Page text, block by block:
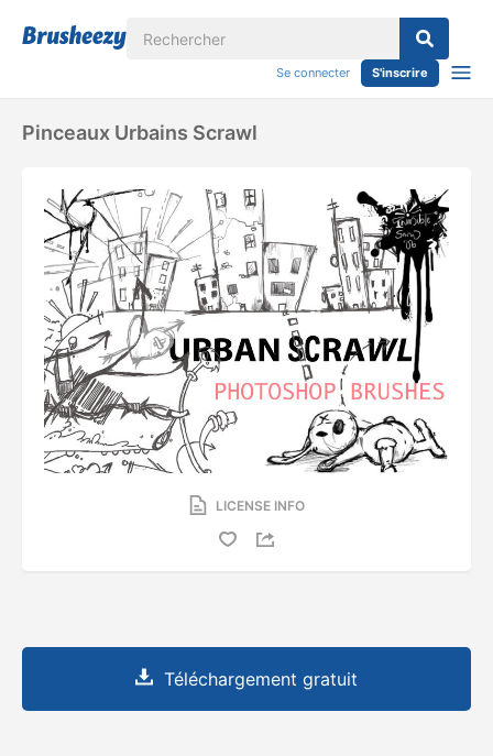
Se connecter S'inscrire
Pinceaux Urbains Scrawl
LICENSE INFO
Téléchargement gratuit